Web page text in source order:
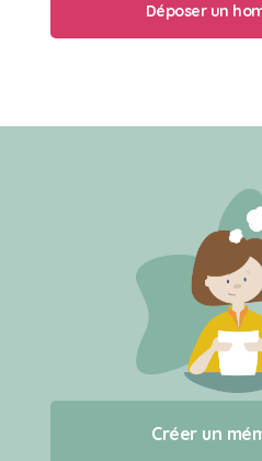
Créer un
Qui
Déposer un
Créer un